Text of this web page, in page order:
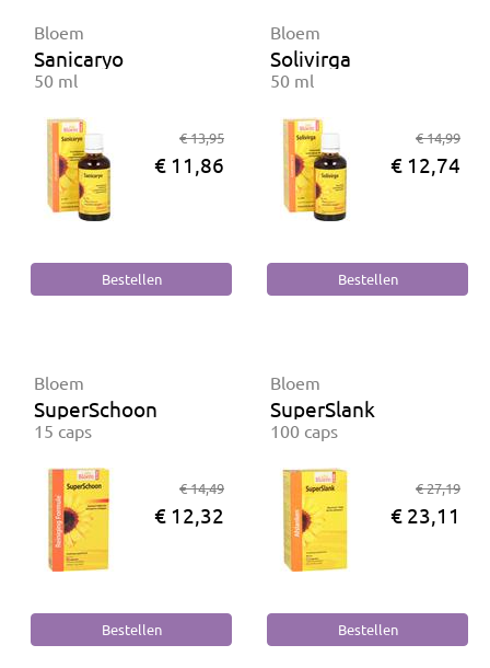
Bloem
Sanicaryo
50 ml
€ 13,95
€ 11,86
Bloem
Solivirga
50 ml
€ 14,99
€ 12,74
Bloem
SuperSchoon
15 caps
€ 14,49
€ 12,32
Bloem
SuperSlank
100 caps
€ 27,19
€ 23,11